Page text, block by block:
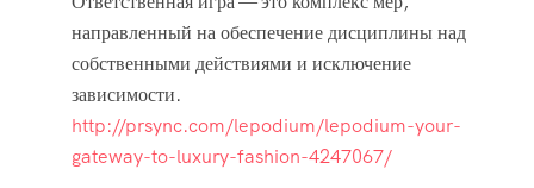
направленный на обеспечение дисциплины над
собственными действиями и исключение
зависимости.
http://prsync.com/lepodium/lepodium-your-
gateway-to-luxury-fashion-4247067/